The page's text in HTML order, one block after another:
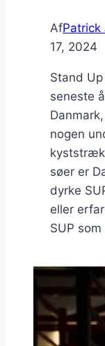
AfPatrick
17, 2024
Stand
seneste
nogen
søer er
dyrke
eller
SUP